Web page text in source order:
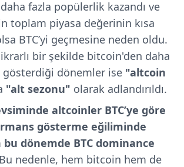
fazla popülerlik kazandı ve
toplam piyasa değerinin kısa
BTC’yi geçmesine neden oldu.
bir şekilde bitcoin'den daha
dönemler ise "altcoin
"alt sezonu" olarak adlandırıldı.
altcoinler BTC’ye göre
gösterme eğiliminde
dönemde BTC dominance
Bu nedenle, hem bitcoin hem de